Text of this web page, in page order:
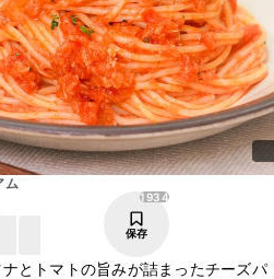
ム
1934
保存
とトマトの旨みが詰まったチーズパ